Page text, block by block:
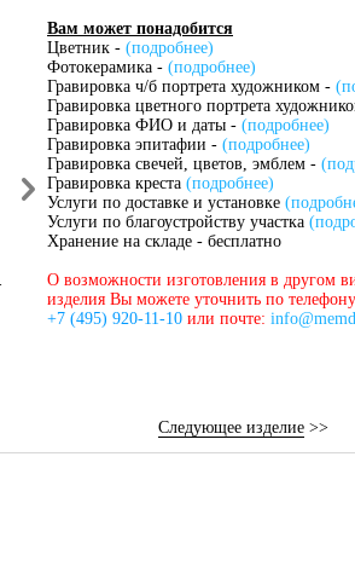
Вам может понадобится
Цветник - (подробнее)
Фотокерамика - (подробнее)
Гравировка ч/б портрета художником -
Гравировка цветного портрета
Гравировка ФИО и даты - (подробнее)
Гравировка эпитафии - (подробнее)
Гравировка свечей, цветов, эмблем -
Гравировка креста (подробнее)
Услуги по доставке и установке
Услуги по благоустройству участка
Хранение на складе - бесплатно
О возможности изготовления в другом
изделия Вы можете уточнить по телефону
+7 (495) 920-11-10 или почте:
Следующее изделие>>